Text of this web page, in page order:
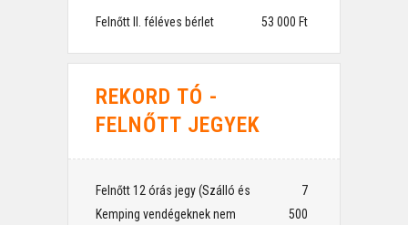
Felnőtt II. féléves bérlet ⠀53 000 Ft
REKORD TÓ -
FELNŐTT JEGYEK
Felnőtt 12 órás jegy (Szálló és
Kemping vendégeknek nem
⠀7
500